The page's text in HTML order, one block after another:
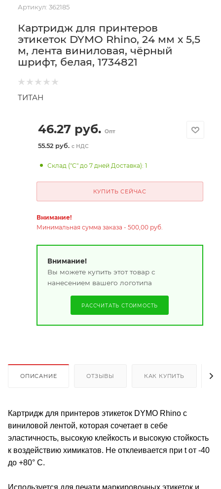
Артикул: 362185
Картридж для принтеров
этикеток DYMO Rhino, 24 мм х 5,5
м, лента виниловая, чёрный
шрифт, белая, 1734821
ТИТАН
46.27 руб. Опт
55.52 руб. с НДС
Склад ("С" до 7 дней Доставка): 1
КУПИТЬ СЕЙЧАС
Внимание!
Минимальная сумма заказа - 500,00 руб.
Внимание!
Вы можете купить этот товар с
нанесением вашего логотипа
РАССЧИТАТЬ СТОИМОСТЬ
ОПИСАНИЕ ОТЗЫВЫ КАК КУПИТЬ
Картридж для принтеров этикеток DYMO Rhino c
виниловой лентой, которая сочетает в себе
эластичность, высокую клейкость и высокую стойкость
к воздействию химикатов. Не отклеивается при t от -40
до +80° С.
Используется для печати маркировочных этикеток и